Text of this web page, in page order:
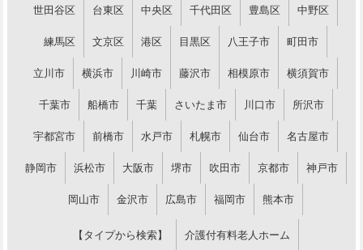
世田谷区 台東区 中央区 千代田区 豊島区 中野区
練馬区 文京区 港区 目黒区 八王子市 町田市
立川市 横浜市 川崎市 藤沢市 相模原市 横須賀市
千葉市 船橋市 千葉 さいたま市 川口市 所沢市
宇都宮市 前橋市 水戸市 札幌市 仙台市 名古屋市
静岡市 浜松市 大阪市 堺市 吹田市 京都市 神戸市
岡山市 金沢市 広島市 福岡市 熊本市
【タイプから検索】 介護付有料老人ホーム